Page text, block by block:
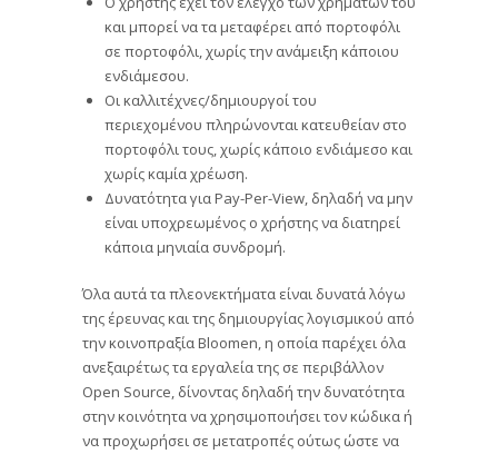
και μπορεί να τα μεταφέρει από πορτοφόλι
σε πορτοφόλι, χωρίς την ανάμειξη κάποιου
ενδιάμεσου.
Οι καλλιτέχνες/δημιουργοί του
περιεχομένου πληρώνονται κατευθείαν στο
πορτοφόλι τους, χωρίς κάποιο ενδιάμεσο και
χωρίς καμία χρέωση.
Δυνατότητα για Pay-Per-View, δηλαδή να μην
είναι υποχρεωμένος ο χρήστης να διατηρεί
κάποια μηνιαία συνδρομή.
Όλα αυτά τα πλεονεκτήματα είναι δυνατά λόγω
της έρευνας και της δημιουργίας λογισμικού από
την κοινοπραξία Bloomen, η οποία παρέχει όλα
ανεξαιρέτως τα εργαλεία της σε περιβάλλον
Open Source, δίνοντας δηλαδή την δυνατότητα
στην κοινότητα να χρησιμοποιήσει τον κώδικα ή
να προχωρήσει σε μετατροπές ούτως ώστε να